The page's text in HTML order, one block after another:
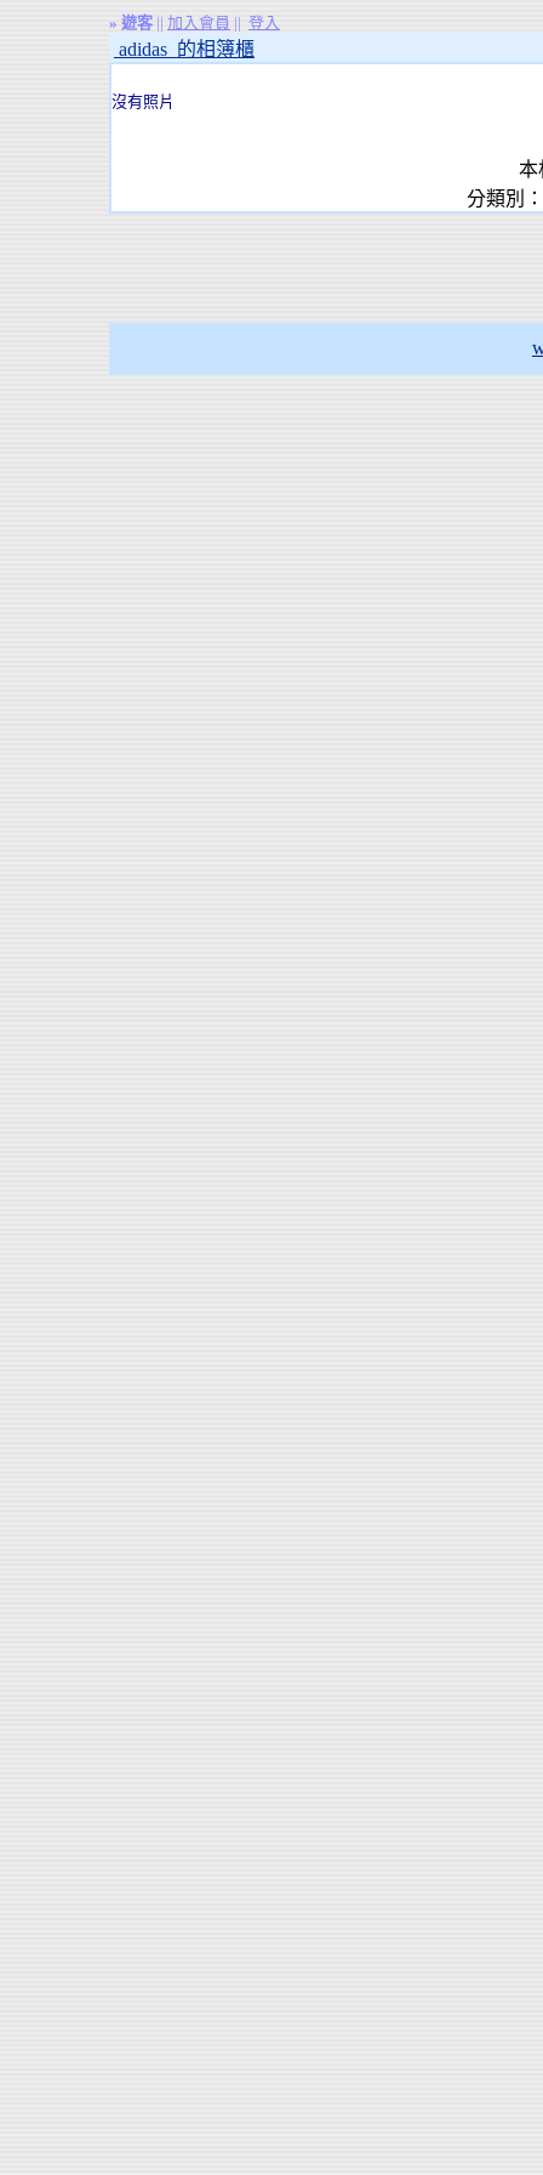
» 遊客 || 加入會員 || 登入
adidas 的相簿櫃
沒有照片
本
分類別